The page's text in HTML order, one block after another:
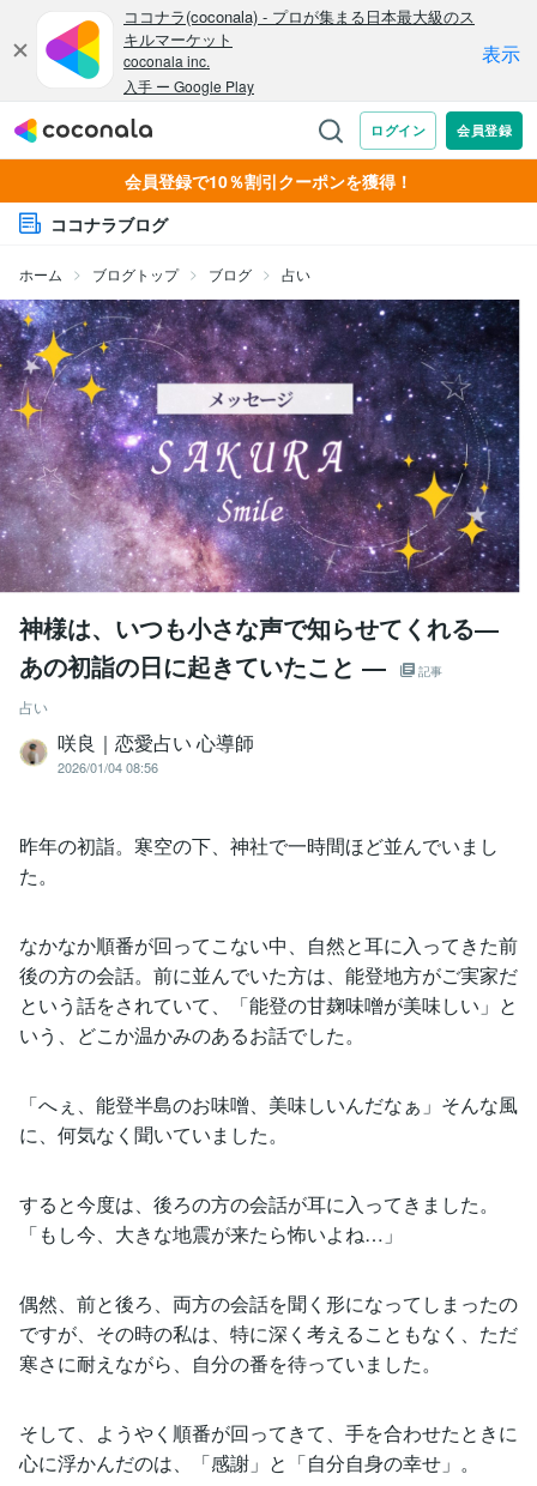
会員登録で10％割引クーポンを獲得！
ココナラブログ
ホーム ブログトップ ブログ 占い
神様は、いつも小さな声で知らせてくれる―
あの初詣の日に起きていたこと ―
記事
占い
咲良｜恋愛占い 心導師
2026/01/04 08:56
昨年の初詣。寒空の下、神社で一時間ほど並んでいまし
た。
なかなか順番が回ってこない中、自然と耳に入ってきた前
後の方の会話。前に並んでいた方は、能登地方がご実家だ
という話をされていて、「能登の甘麹味噌が美味しい」と
いう、どこか温かみのあるお話でした。
「へぇ、能登半島のお味噌、美味しいんだなぁ」そんな風
に、何気なく聞いていました。
すると今度は、後ろの方の会話が耳に入ってきました。
「もし今、大きな地震が来たら怖いよね…」
偶然、前と後ろ、両方の会話を聞く形になってしまったの
ですが、その時の私は、特に深く考えることもなく、ただ
寒さに耐えながら、自分の番を待っていました。
そして、ようやく順番が回ってきて、手を合わせたときに
心に浮かんだのは、「感謝」と「自分自身の幸せ」。